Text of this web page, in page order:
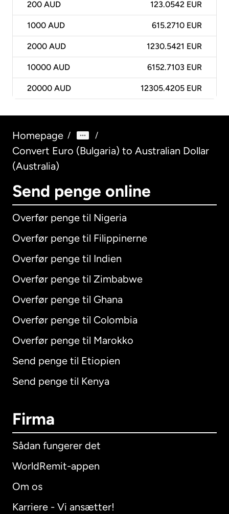
200 AUD 123.0542 EUR
1000 AUD 615.2710 EUR
2000 AUD 1230.5421 EUR
10000 AUD 6152.7103 EUR
20000 AUD 12305.4205 EUR
Homepage / /
Convert Euro (Bulgaria) to Australian Dollar
(Australia)
Send penge online
Overfør penge til Nigeria
Overfør penge til Filippinerne
Overfør penge til Indien
Overfør penge til Zimbabwe
Overfør penge til Ghana
Overfør penge til Colombia
Overfør penge til Marokko
Send penge til Etiopien
Send penge til Kenya
Firma
Sådan fungerer det
WorldRemit-appen
Om os
Karriere - Vi ansætter!